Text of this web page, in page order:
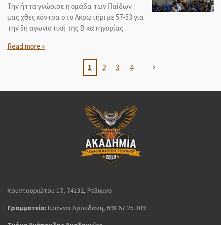
Την ήττα γνώρισε η ομάδα των Παίδων
μας χθες κόντρα στο Ακρωτήρι με 57-53 για
την 5η αγωνιστική της Β κατηγορίας.
Read more »
1 2 3 4
Κουντουριώτου 17, 74132, Ρέθυμνο
Γραμματεία: Ιωάννα Δρουδάκη, 698 67 25 309